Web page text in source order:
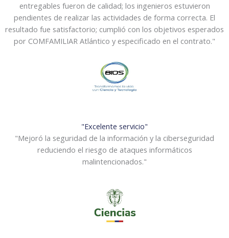
entregables fueron de calidad; los ingenieros estuvieron
pendientes de realizar las actividades de forma correcta. El
resultado fue satisfactorio; cumplió con los objetivos esperados
por COMFAMILIAR Atlántico y especificado en el contrato."
"Excelente servicio"
"Mejoró la seguridad de la información y la ciberseguridad
reduciendo el riesgo de ataques informáticos
malintencionados."